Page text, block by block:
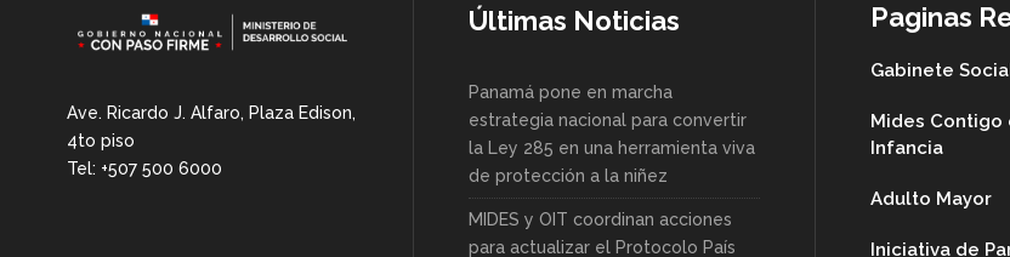
Ave. Ricardo J. Alfaro, Plaza Edison,
4to piso
Tel: +507 500 6000
Últimas Noticias
Panamá pone en marcha
estrategia nacional para convertir
la Ley 285 en una herramienta viva
de protección a la niñez
MIDES y OIT coordinan acciones
para actualizar el Protocolo País
Paginas
Gabinete
Mides Contigo
Infancia
Adulto Mayor
Iniciativa de